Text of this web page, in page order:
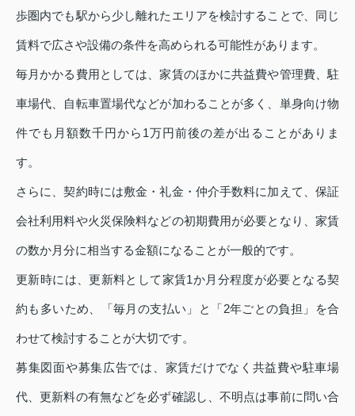
歩圏内でも駅から少し離れたエリアを検討することで、同じ
賃料で広さや設備の条件を高められる可能性があります。
毎月かかる費用としては、家賃のほかに共益費や管理費、駐
車場代、自転車置場代などが加わることが多く、単身向け物
件でも月額数千円から1万円前後の差が出ることがありま
す。
さらに、契約時には敷金・礼金・仲介手数料に加えて、保証
会社利用料や火災保険料などの初期費用が必要となり、家賃
の数か月分に相当する金額になることが一般的です。
更新時には、更新料として家賃1か月分程度が必要となる契
約も多いため、「毎月の支払い」と「2年ごとの負担」を合
わせて検討することが大切です。
募集図面や募集広告では、家賃だけでなく共益費や駐車場
代、更新料の有無などを必ず確認し、不明点は事前に問い合